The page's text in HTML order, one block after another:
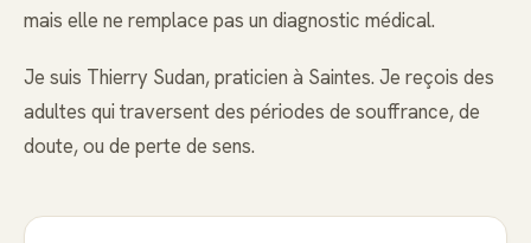
mais elle ne remplace pas un diagnostic médical.
Je suis Thierry Sudan, praticien à Saintes. Je reçois des
adultes qui traversent des périodes de souffrance, de
doute, ou de perte de sens.